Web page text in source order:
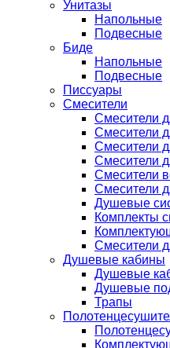
Унитазы
Напольные
Подвесные
Биде
Напольные
Подвесные
Писсуары
Смесители
Смесители
Смесители
Смесители
Смесители
Смесители
Смесители
Душевые
Комплекты
Смесители
Душевые кабины
Душевые
Душевые
Трапы